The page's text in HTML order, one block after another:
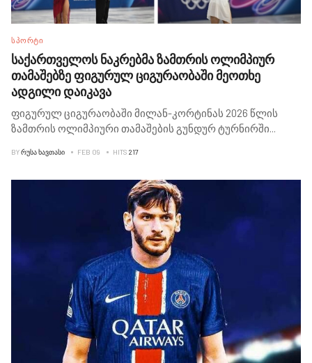
ᲡᲞᲝᲠᲢᲘ
საქართველოს ნაკრებმა ზამთრის ოლიმპიურ
თამაშებზე ფიგურულ ციგურაობაში მეოთხე
ადგილი დაიკავა
ფიგურულ ციგურაობაში მილან-კორტინას 2026 წლის
ზამთრის ოლიმპიური თამაშების გუნდურ ტურნირში...
BYᲠᲣᲡᲐ ᲮᲐᲕᲗᲐᲡᲘ FEB 09 HITS 217